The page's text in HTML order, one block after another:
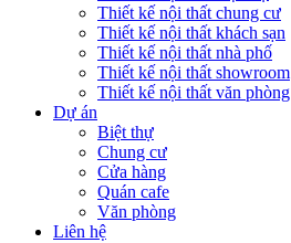
Thiết kế nội thất chung cư
Thiết kế nội thất khách sạn
Thiết kế nội thất nhà phố
Thiết kế nội thất showroom
Thiết kế nội thất văn phòng
Dự án
Biệt thự
Chung cư
Cửa hàng
Quán cafe
Văn phòng
Liên hệ